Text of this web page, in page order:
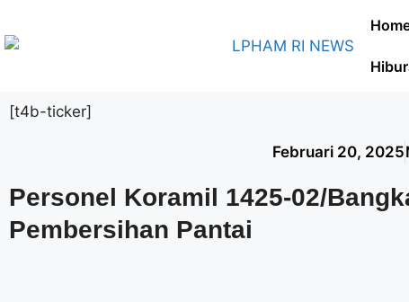
[t4b-ticker]
Februari 20, 2025
Personel Koramil 1425-02/
Pembersihan Pantai